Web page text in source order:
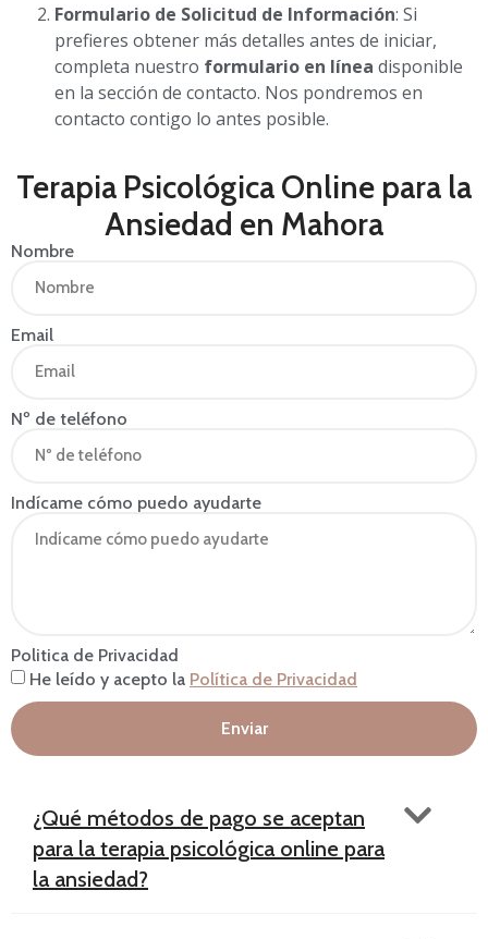
Formulario de Solicitud de Información: Si
prefieres obtener más detalles antes de iniciar,
completa nuestro formulario en línea disponible
en la sección de contacto. Nos pondremos en
contacto contigo lo antes posible.
Terapia Psicológica Online para la
Ansiedad en Mahora
Nombre
Email
Nº de teléfono
Indícame cómo puedo ayudarte
Politica de Privacidad
He leído y acepto la Política de Privacidad
Enviar
¿Qué métodos de pago se aceptan
para la terapia psicológica online para
la ansiedad?